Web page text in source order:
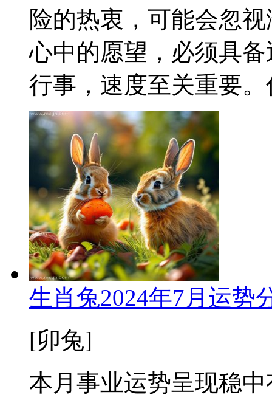
险的热衷，可能会忽
心中的愿望，必须具
行事，速度至关重要
生肖兔2024年7月运势
[卯兔]
本月事业运势呈现稳